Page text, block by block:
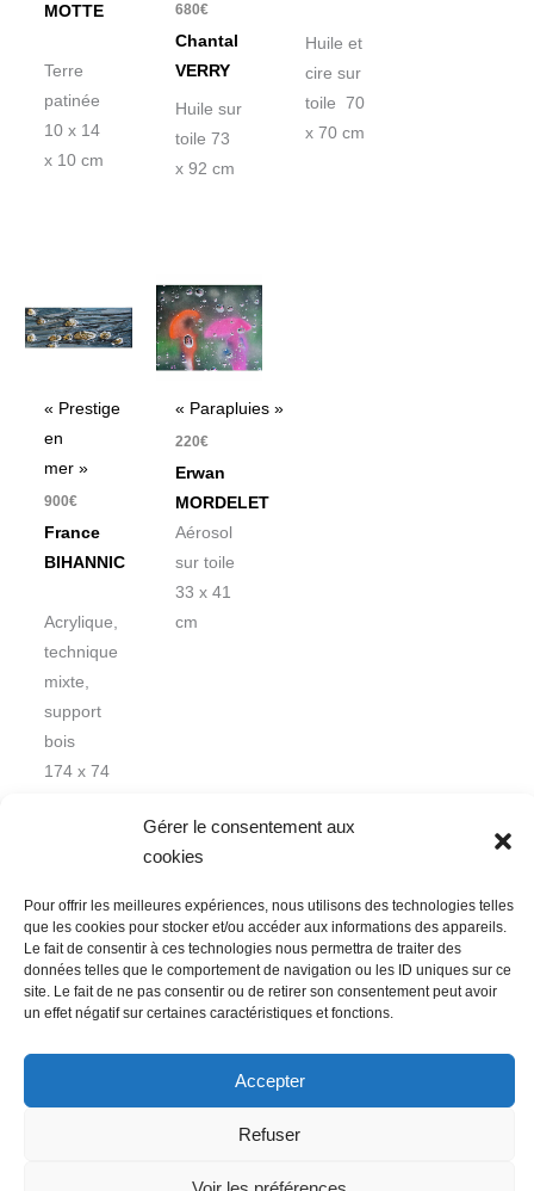
Gérer le consentement aux
cookies
Pour offrir les meilleures expériences, nous utilisons des technologies telles
que les cookies pour stocker et/ou accéder aux informations des appareils.
Le fait de consentir à ces technologies nous permettra de traiter des
données telles que le comportement de navigation ou les ID uniques sur ce
site. Le fait de ne pas consentir ou de retirer son consentement peut avoir
un effet négatif sur certaines caractéristiques et fonctions.
Accepter
Refuser
MOTTE
Terre
patinée
10 x 14
x 10 cm
680€
Chantal
VERRY
Huile sur
toile 73
x 92 cm
Huile et
cire sur
toile 70
x 70 cm
« Prestige
en
mer »
900€
France
BIHANNIC
Acrylique,
technique
mixte,
support
bois
174 x 74
« Parapluies »
220€
Erwan
MORDELET
Aérosol
sur toile
33 x 41
cm
Nous contacter
Conditions Générales de Ventes
Politique de confidentialité
Mentions légales
Mot de passe perdu
Newsletter Politique de cookies (UE)